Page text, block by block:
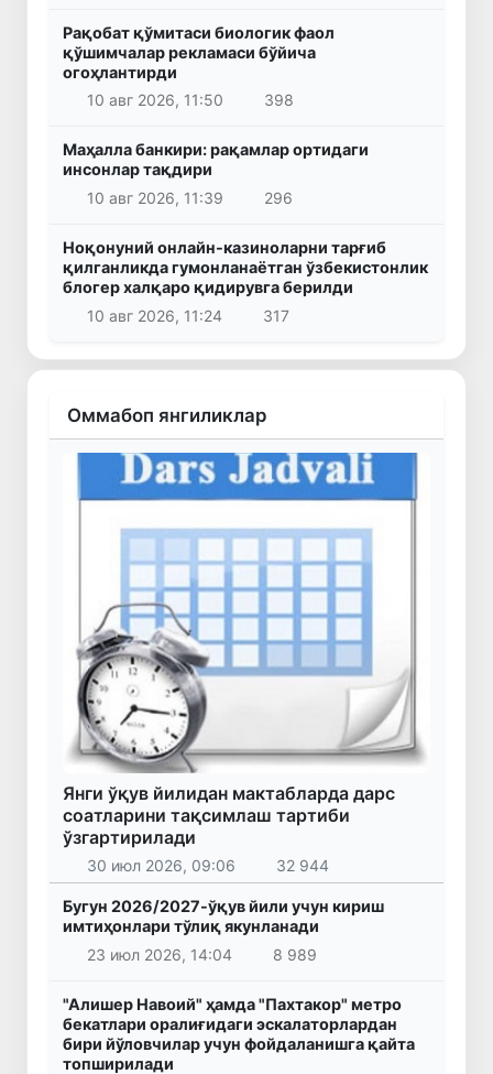
Рақобат қўмитаси биологик фаол
қўшимчалар рекламаси бўйича
огоҳлантирди
10 авг 2026, 11:50
398
Маҳалла банкири: рақамлар ортидаги
инсонлар тақдири
10 авг 2026, 11:39
296
Ноқонуний онлайн-казиноларни тарғиб
қилганликда гумонланаётган ўзбекистонлик
блогер халқаро қидирувга берилди
10 авг 2026, 11:24
317
Оммабоп янгиликлар
Янги ўқув йилидан мактабларда дарс
соатларини тақсимлаш тартиби
ўзгартирилади
30 июл 2026, 09:06 32 944
Бугун 2026/2027-ўқув йили учун кириш
имтиҳонлари тўлиқ якунланади
23 июл 2026, 14:04
8 989
"Алишер Навоий" ҳамда "Пахтакор" метро
бекатлари оралиғидаги эскалаторлардан
бири йўловчилар учун фойдаланишга қайта
топширилади